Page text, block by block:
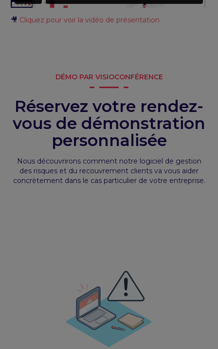
🎥 Cliquez pour voir la vidéo de présentation
DÉMO PAR VISIOCONFÉRENCE
Réservez votre rendez-
vous de démonstration
personnalisée
Nous découvrirons comment notre logiciel de gestion
des risques et du recouvrement clients va vous aider
concrètement dans le cas particulier de votre entreprise.